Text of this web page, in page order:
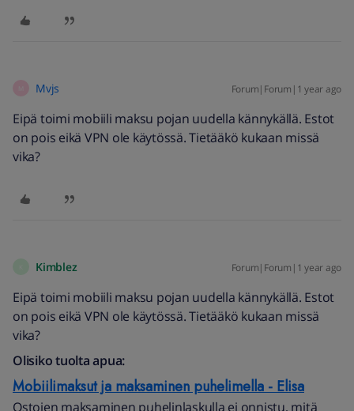
Mvjs Forum|Forum|1 year ago
Eipä toimi mobiili maksu pojan uudella kännykällä. Estot
on pois eikä VPN ole käytössä. Tietääkö kukaan missä
vika?
Kimblez Forum|Forum|1 year ago
Eipä toimi mobiili maksu pojan uudella kännykällä. Estot
on pois eikä VPN ole käytössä. Tietääkö kukaan missä
vika?
Olisiko tuolta apua:
Mobiilimaksut ja maksaminen puhelimella - Elisa
Ostojen maksaminen puhelinlaskulla ei onnistu, mitä